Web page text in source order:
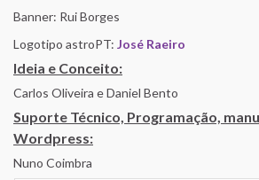
Banner: Rui Borges
Logotipo astroPT: José Raeiro
Ideia e Conceito:
Carlos Oliveira e Daniel Bento
Suporte Técnico, Programação,
Wordpress:
Nuno Coimbra